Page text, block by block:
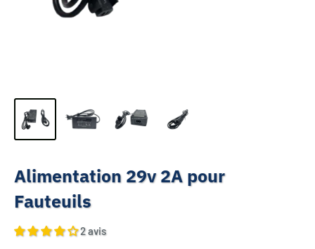
Alimentation 29v 2A pour
Fauteuils
2 avis